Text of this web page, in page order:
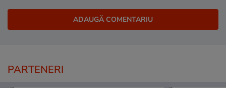
PARTENERI